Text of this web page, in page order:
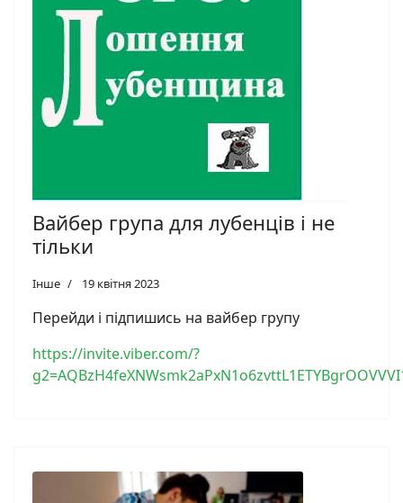
Вайбер група для лубенців і не
тільки
Інше 19 квітня 2023
Перейди і підпишись на вайбер групу
https://invite.viber.com/?